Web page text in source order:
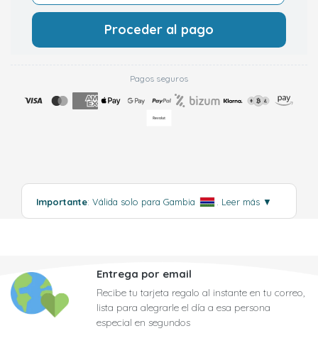
Proceder al pago
Pagos seguros
Importante: Válida solo para Gambia Leer más ▼
Entrega por email
Recibe tu tarjeta regalo al instante en tu correo,
lista para alegrarle el día a esa persona
especial en segundos